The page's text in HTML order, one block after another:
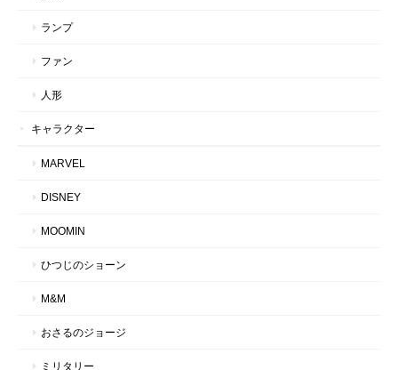
ランプ
ファン
人形
キャラクター
MARVEL
DISNEY
MOOMIN
ひつじのショーン
M&M
おさるのジョージ
ミリタリー